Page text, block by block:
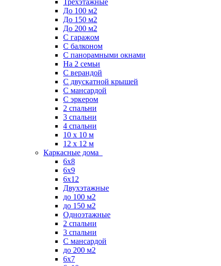
Трёхэтажные
До 100 м2
До 150 м2
До 200 м2
С гаражом
С балконом
С панорамными окнами
На 2 семьи
С верандой
С двускатной крышей
С мансардой
С эркером
2 спальни
3 спальни
4 спальни
10 x 10 м
12 x 12 м
Каркасные дома
6х8
6х9
6х12
Двухэтажные
до 100 м2
до 150 м2
Одноэтажные
2 спальни
3 спальни
С мансардой
до 200 м2
6х7